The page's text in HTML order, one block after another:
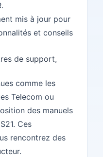
.
mis à jour pour
et conseils
de support,
comme les
Telecom ou
des manuels
Ces
rencontrez des